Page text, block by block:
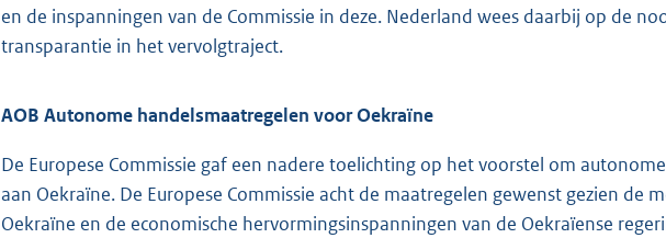
en de inspanningen van de Commissie in deze. Nederland wees daarbij op de
transparantie in het vervolgtraject.
AOB Autonome handelsmaatregelen voor Oekraïne
De Europese Commissie gaf een nadere toelichting op het voorstel om
aan Oekraïne. De Europese Commissie acht de maatregelen gewenst gezien de
Oekraïne en de economische hervormingsinspanningen van de Oekraïense